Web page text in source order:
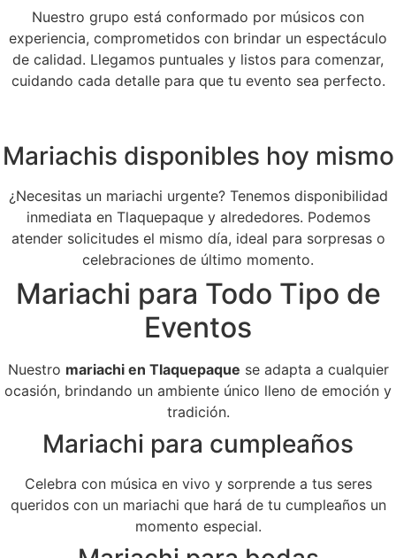
Nuestro grupo está conformado por músicos con
experiencia, comprometidos con brindar un espectáculo
de calidad. Llegamos puntuales y listos para comenzar,
cuidando cada detalle para que tu evento sea perfecto.
Mariachis disponibles hoy mismo
¿Necesitas un mariachi urgente? Tenemos disponibilidad
inmediata en Tlaquepaque y alrededores. Podemos
atender solicitudes el mismo día, ideal para sorpresas o
celebraciones de último momento.
Mariachi para Todo Tipo de
Eventos
Nuestro mariachi en Tlaquepaque se adapta a cualquier
ocasión, brindando un ambiente único lleno de emoción y
tradición.
Mariachi para cumpleaños
Celebra con música en vivo y sorprende a tus seres
queridos con un mariachi que hará de tu cumpleaños un
momento especial.